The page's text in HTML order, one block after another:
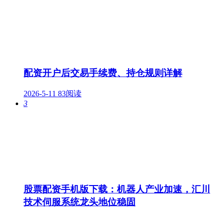
配资开户后交易手续费、持仓规则详解
2026-5-11 83阅读
3
股票配资手机版下载：机器人产业加速，汇川
技术伺服系统龙头地位稳固